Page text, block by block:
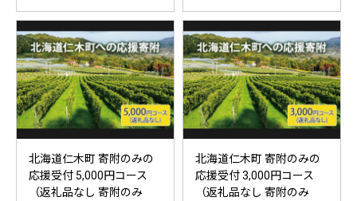
北海道仁木町 寄附のみの
応援受付 5,000円コース
（返礼品なし 寄附のみ
北海道仁木町 寄附のみの
応援受付 3,000円コース
（返礼品なし 寄附のみ